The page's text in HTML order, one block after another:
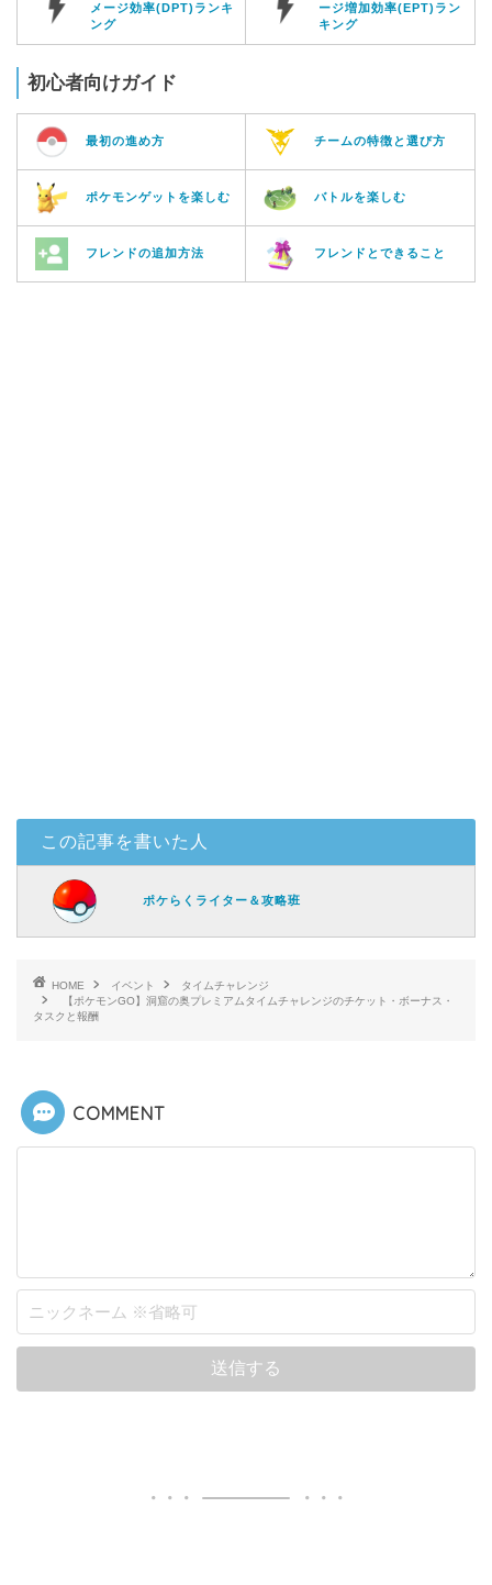
メージ効率(DPT)ランキ
ング
ージ増加効率(EPT)ラン
キング
初心者向けガイド
最初の進め方 チームの特徴と選び方
ポケモンゲットを楽しむ バトルを楽しむ
フレンドの追加方法 フレンドとできること
この記事を書いた人
ポケらくライター＆攻略班
HOME イベント
タイムチャレンジ
【ポケモンGO】洞窟の奥プレミアムタイムチャレンジのチケット・ボーナス・
タスクと報酬
COMMENT